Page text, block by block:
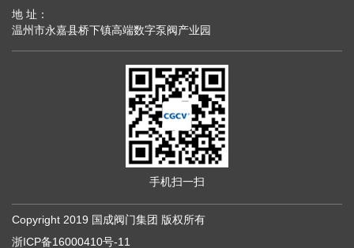
地 址：
温州市永嘉县桥下镇高端数字泵阀产业园
手机扫一扫
Copyright 2019 国成阀门集团 版权所有
浙ICP备16000410号-11